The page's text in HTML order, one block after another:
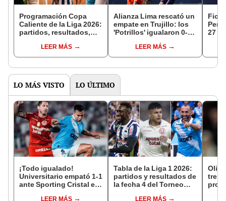
Programación Copa
Caliente de la Liga 2026:
partidos, resultados,
primera jornada
LEER MÁS
Alianza Lima rescató un
empate en Trujillo: los
'Potrillos' igualaron 0-0
Copa de la Liga
LEER MÁS
27
LO MÁS VISTO LO ÚLTIMO
¡Todo igualado!
Universitario empató 1-1
ante Sporting Cristal en
LEER MÁS
Tabla de la Liga 1 2026:
partidos y resultados de
la fecha 4 del Torneo
LEER MÁS